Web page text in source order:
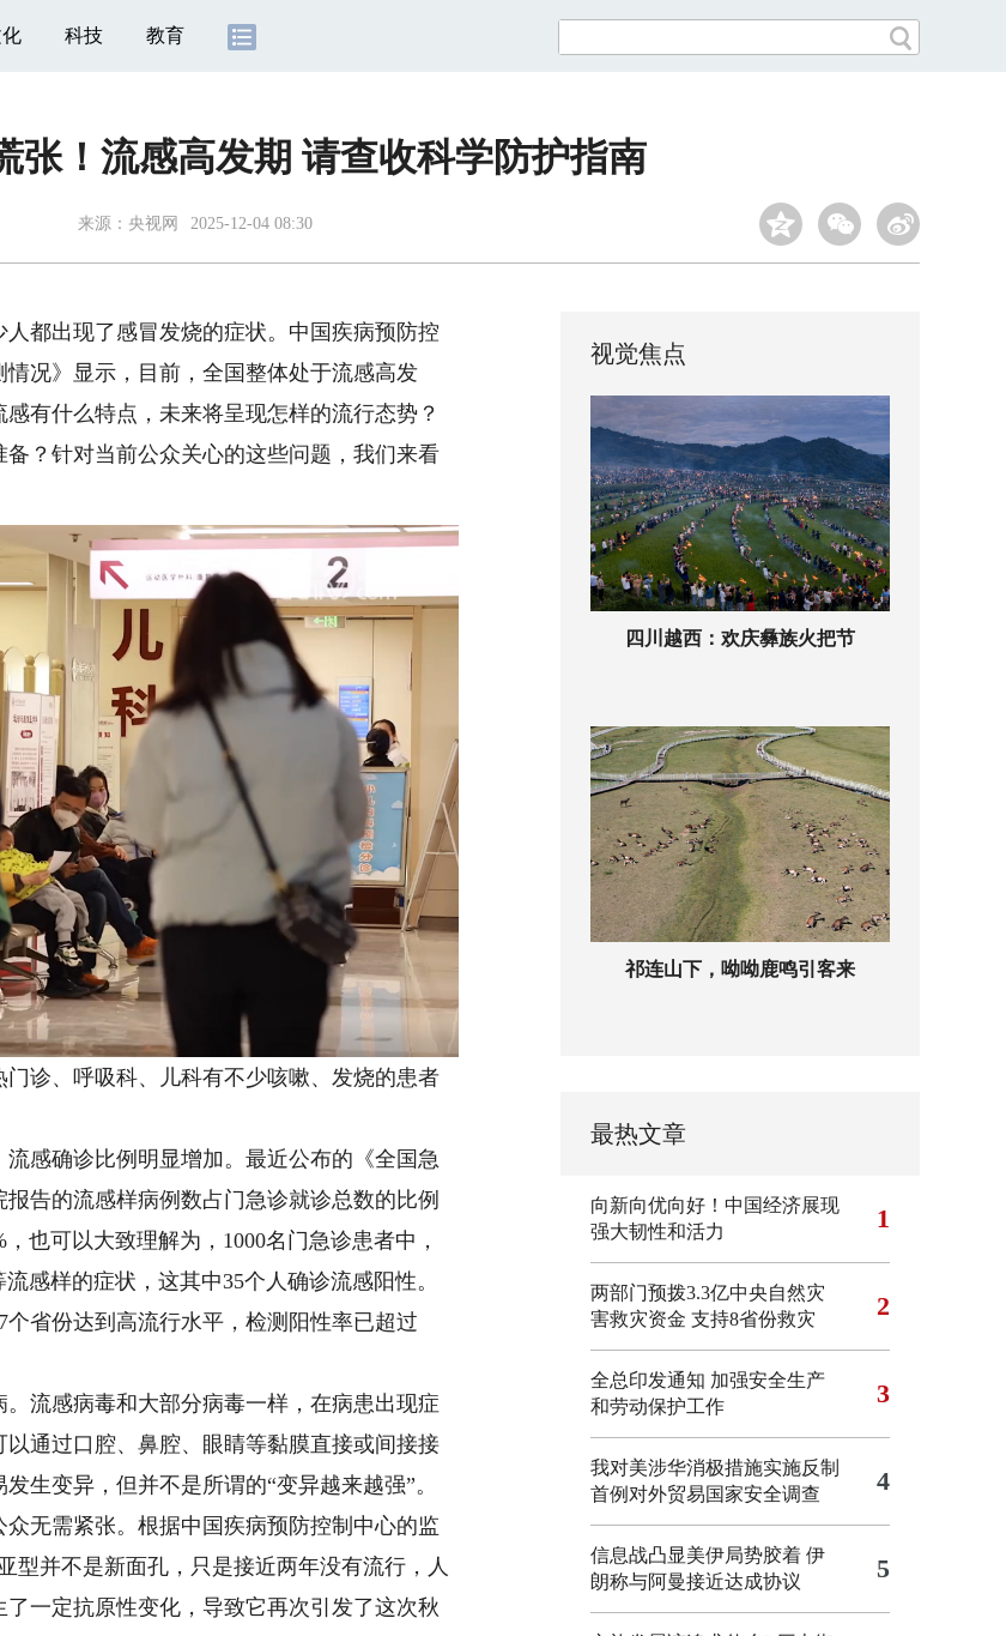
科技 教育
张！流感高发期 请查收科学防护指南
来源： 央视网 2025-12-04 08:30
人都出现了感冒发烧的症状。中国疾病预防控
况》显示，目前，全国整体处于流感高发
有什么特点，未来将呈现怎样的流行态势？
？针对当前公众关心的这些问题，我们来看
诊、呼吸科、儿科有不少咳嗽、发烧的患者
感确诊比例明显增加。最近公布的《全国急
告的流感样病例数占门急诊就诊总数的比例
也可以大致理解为，1000名门急诊患者中，
感样的症状，这其中35个人确诊流感阳性。
省份达到高流行水平，检测阳性率已超过
流感病毒和大部分病毒一样，在病患出现症
通过口腔、鼻腔、眼睛等黏膜直接或间接接
生变异，但并不是所谓的“变异越来越强”。
无需紧张。根据中国疾病预防控制中心的监
型并不是新面孔，只是接近两年没有流行，人
一定抗原性变化，导致它再次引发了这次秋
视觉焦点
四川越西：欢庆彝族火把节
祁连山下，呦呦鹿鸣引客来
最热文章
向新向优向好！中国经济展现
强大韧性和活力
1
两部门预拨3.3亿中央自然灾
害救灾资金 支持8省份救灾
2
全总印发通知 加强安全生产
和劳动保护工作
3
我对美涉华消极措施实施反制
首例对外贸易国家安全调查
4
信息战凸显美伊局势胶着 伊
朗称与阿曼接近达成协议
5